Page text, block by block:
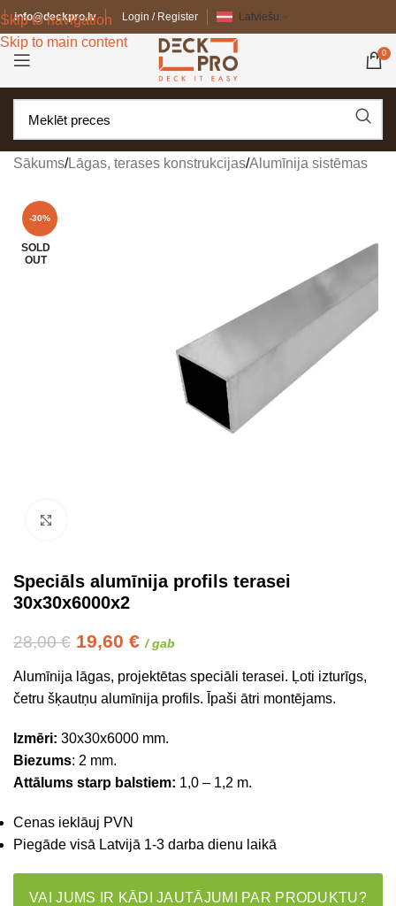
Skip to navigation
Skip to main content
info@deckpro.lv Login / Register Latviešu
0
Sākums/Lāgas, terases konstrukcijas/Alumīnija sistēmas
-30%
SOLD
OUT
Speciāls alumīnija profils terasei
30x30x6000x2
28,00€ 19,60 € / gab
Alumīnija lāgas, projektētas speciāli terasei. Ļoti izturīgs,
četru šķautņu alumīnija profils. Īpaši ātri montējams.
Izmēri: 30x30x6000 mm.
Biezums: 2 mm.
Attālums starp balstiem: 1,0 – 1,2 m.
Cenas ieklāuj PVN
Piegāde visā Latvijā 1-3 darba dienu laikā
VAI JUMS IR KĀDI JAUTĀJUMI PAR PRODUKTU?